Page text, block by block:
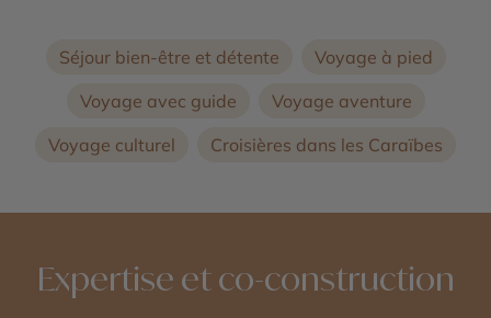
Séjour bien-être et détente
Voyage à pied
Voyage avec guide
Voyage aventure
Voyage culturel
Croisières dans les Caraïbes
Expertise et co-construction